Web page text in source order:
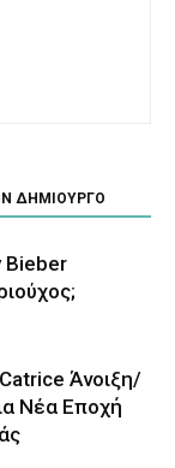
ΔΗΜΙΟΥΡΓΟ
Bieber
Άνοιξη/
Νέα Εποχή